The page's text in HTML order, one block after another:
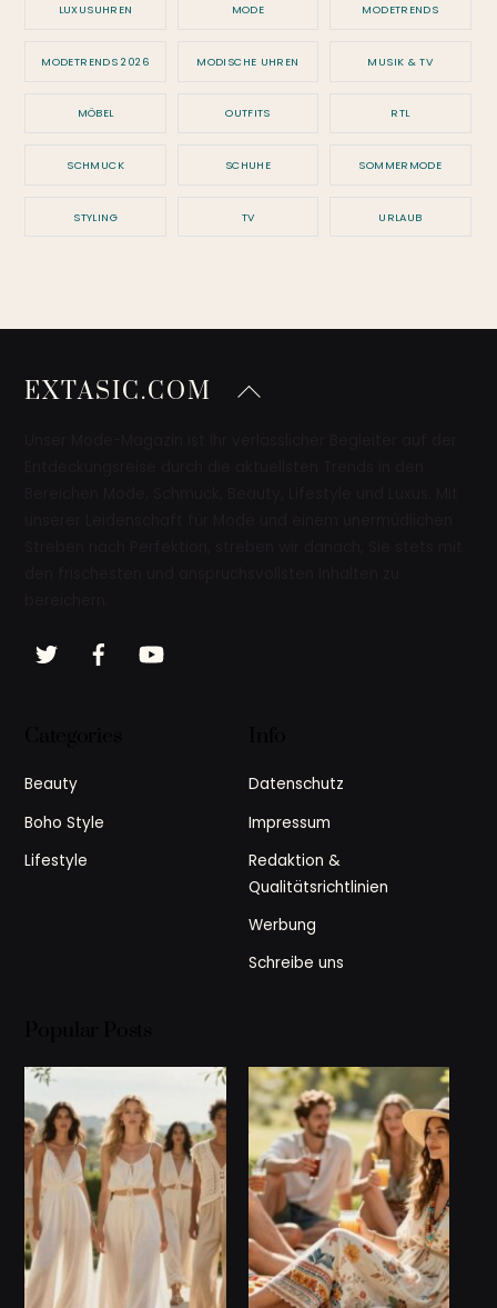
LUXUSUHREN MODE MODETRENDS
MODETRENDS 2026 MODISCHE UHREN MUSIK & TV
MÖBEL OUTFITS RTL
SCHMUCK SCHUHE SOMMERMODE
STYLING TV URLAUB
Back
EXTASIC.COM
Twitter
Beauty
Boho Style
Lifestyle
Datenschutz
Impressum
Redaktion &
Qualitätsrichtlinien
Werbung
Schreibe uns